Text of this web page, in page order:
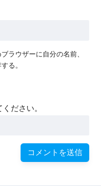
ラウザーに自分の名前、
る。
ださい。